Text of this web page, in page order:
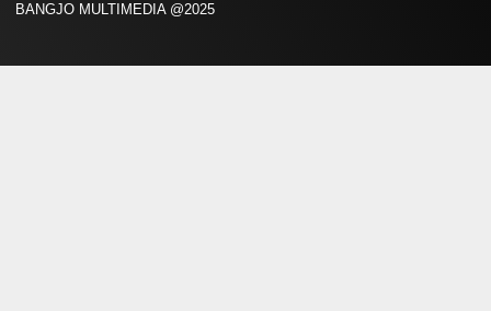
BANGJO MULTIMEDIA @2025